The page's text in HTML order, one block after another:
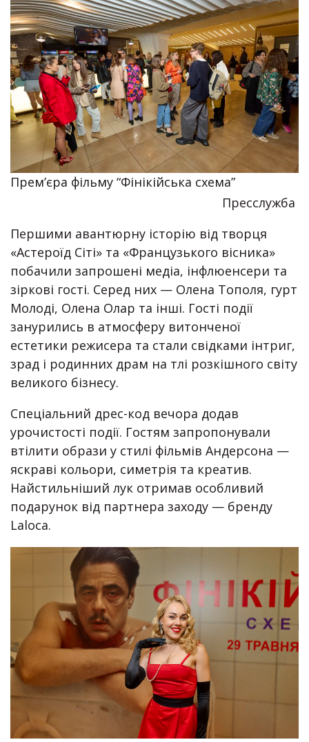
Прем’єра фільму “Фінікійська схема”
Пресслужба
Першими авантюрну історію від творця
«Астероїд Сіті» та «Французького вісника»
побачили запрошені медіа, інфлюенсери та
зіркові гості. Серед них — Олена Тополя, гурт
Молоді, Олена Олар та інші. Гості події
занурились в атмосферу витонченої
естетики режисера та стали свідками інтриг,
зрад і родинних драм на тлі розкішного світу
великого бізнесу.
Спеціальний дрес-код вечора додав
урочистості події. Гостям запропонували
втілити образи у стилі фільмів Андерсона —
яскраві кольори, симетрія та креатив.
Найстильніший лук отримав особливий
подарунок від партнера заходу — бренду
Laloca.